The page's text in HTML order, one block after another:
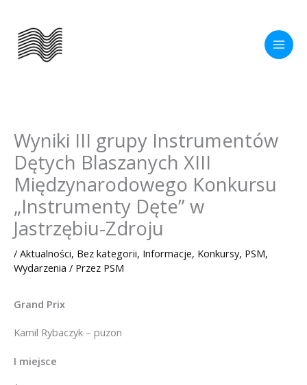
treści
Wyniki III grupy Instrumentów
Dętych Blaszanych XIII
Międzynarodowego Konkursu
„Instrumenty Dęte” w
Jastrzębiu-Zdroju
/ Aktualności, Bez kategorii, Informacje, Konkursy, PSM,
Wydarzenia / Przez PSM
Grand Prix
Kamil Rybaczyk – puzon
I miejsce